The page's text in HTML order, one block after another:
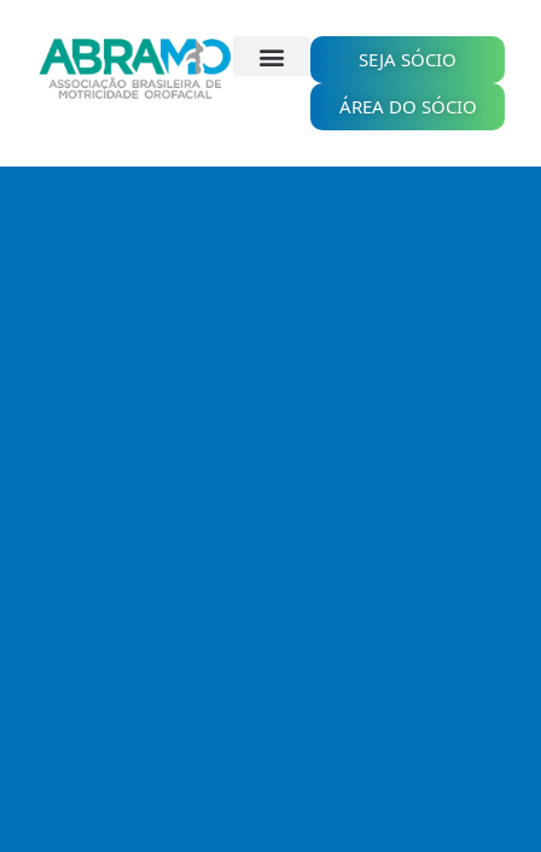
conteúdo
SEJA SÓCIO
ÁREA DO SÓCIO